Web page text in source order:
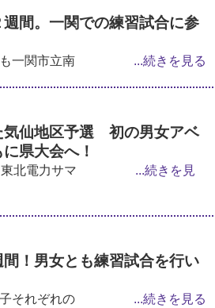
間。一関での練習試合に参
一関市立南 ...続きを見る
気仙地区予選 初の男女アベ
県大会へ！
北電力サマ
...続きを見
！男女とも練習試合を行い
それぞれの ...続きを見る